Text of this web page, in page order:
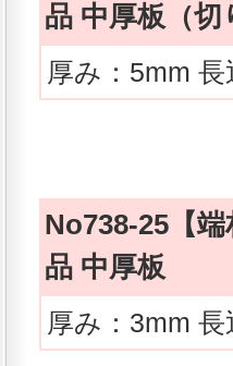
品 中厚板（切
厚み：5mm
No738-25【
品 中厚板
厚み：3mm